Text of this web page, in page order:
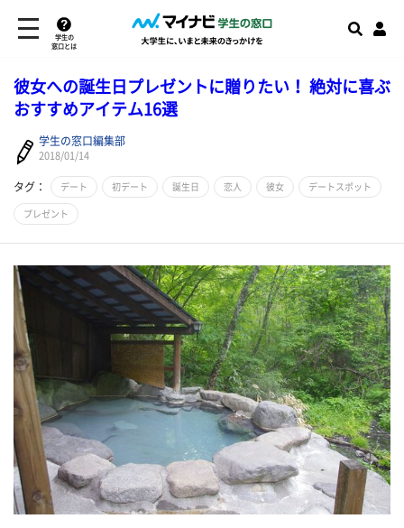
学生の
窓口とは
彼女への誕生日プレゼントに贈りたい！ 絶対に喜ぶ
おすすめアイテム16選
学生の窓口編集部
2018/01/14
タグ： デート 初デート 誕生日 恋人 彼女 デートスポット
プレゼント